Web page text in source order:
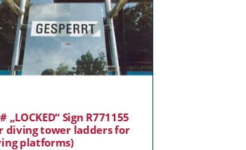
„LOCKED“ Sign R771155
diving tower ladders for
platforms)